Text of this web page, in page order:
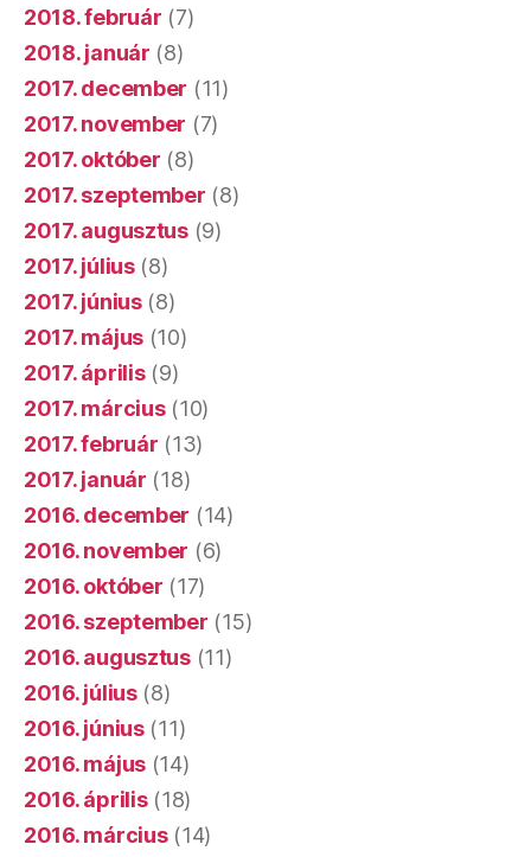
2018. február (7)
2018. január (8)
2017. december (11)
2017. november (7)
2017. október (8)
2017. szeptember (8)
2017. augusztus(9)
2017. július(8)
2017. június(8)
2017. május (10)
2017. április(9)
2017. március(10)
2017. február (13)
2017. január (18)
2016. december (14)
2016. november (6)
2016. október (17)
2016. szeptember (15)
2016. augusztus(11)
2016. július(8)
2016. június(11)
2016. május (14)
2016. április(18)
2016. március(14)